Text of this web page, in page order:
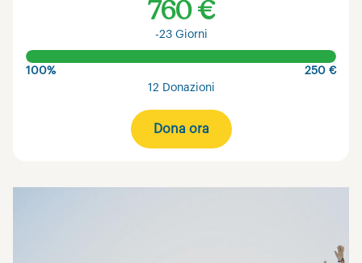
760 €
-23 Giorni
100%
250 €
12 Donazioni
Dona ora